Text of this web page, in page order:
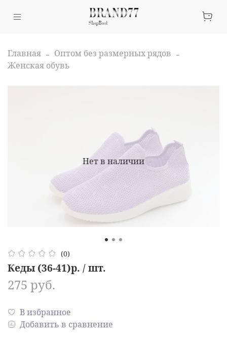
Главная
Оптом без размерных рядов
Женская обувь
Нет в наличии
(0)
Кеды (36-41)р. / шт.
275 руб.
В избранное
Добавить в сравнение